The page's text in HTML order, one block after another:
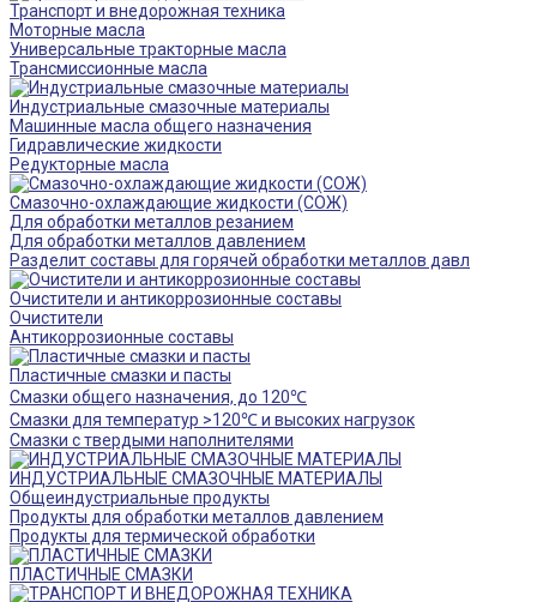
Транспорт и внедорожная техника
Моторные масла
Универсальные тракторные масла
Трансмиссионные масла
Индустриальные смазочные материалы
Машинные масла общего назначения
Гидравлические жидкости
Редукторные масла
Смазочно-охлаждающие жидкости (СОЖ)
Для обработки металлов резанием
Для обработки металлов давлением
Разделит составы для горячей обработки металлов давл
Очистители и антикоррозионные составы
Очистители
Антикоррозионные составы
Пластичные смазки и пасты
Смазки общего назначения, до 120℃
Смазки для температур >120℃ и высоких нагрузок
Смазки с твердыми наполнителями
ИНДУСТРИАЛЬНЫЕ СМАЗОЧНЫЕ МАТЕРИАЛЫ
Общеиндустриальные продукты
Продукты для обработки металлов давлением
Продукты для термической обработки
ПЛАСТИЧНЫЕ СМАЗКИ